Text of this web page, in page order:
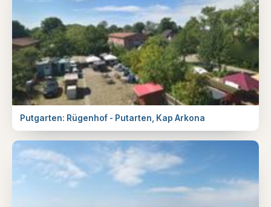
Putgarten: Rügenhof - Putarten, Kap Arkona